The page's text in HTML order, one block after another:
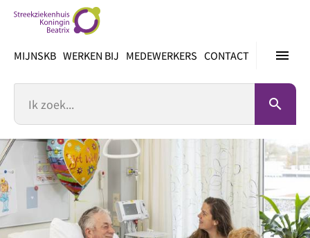
inhoud
menu
MIJNSKB WERKEN BIJ MEDEWERKERS CONTACT
search